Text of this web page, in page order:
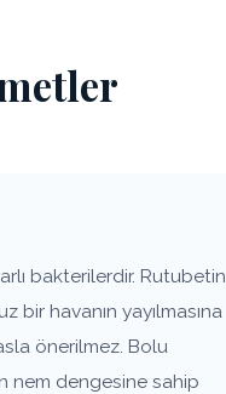
bakterilerdir. Rutubetin
havanın yayılmasına
önerilmez. Bolu
nem dengesine sahip